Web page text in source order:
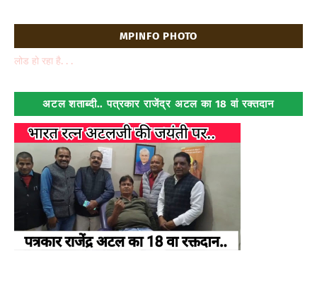
MPINFO PHOTO
लोड हो रहा है. . .
अटल शताब्दी.. पत्रकार राजेंद्र अटल का 18 वां रक्तदान